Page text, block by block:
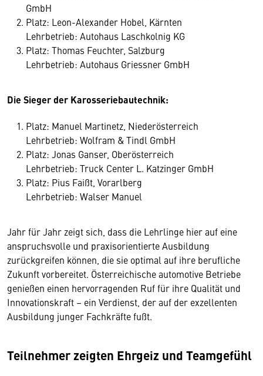
GmbH
Platz: Leon-Alexander Hobel, Kärnten
Lehrbetrieb: Autohaus Laschkolnig KG
Platz: Thomas Feuchter, Salzburg
Lehrbetrieb: Autohaus Griessner GmbH
Die Sieger der Karosseriebautechnik:
Platz: Manuel Martinetz, Niederösterreich
Lehrbetrieb: Wolfram & Tindl GmbH
Platz: Jonas Ganser, Oberösterreich
Lehrbetrieb: Truck Center L. Katzinger GmbH
Platz: Pius Faißt, Vorarlberg
Lehrbetrieb: Walser Manuel
Jahr für Jahr zeigt sich, dass die Lehrlinge hier auf eine
anspruchsvolle und praxisorientierte Ausbildung
zurückgreifen können, die sie optimal auf ihre berufliche
Zukunft vorbereitet. Österreichische automotive Betriebe
genießen einen hervorragenden Ruf für ihre Qualität und
Innovationskraft – ein Verdienst, der auf der exzellenten
Ausbildung junger Fachkräfte fußt.
Teilnehmer zeigten Ehrgeiz und Teamgefühl